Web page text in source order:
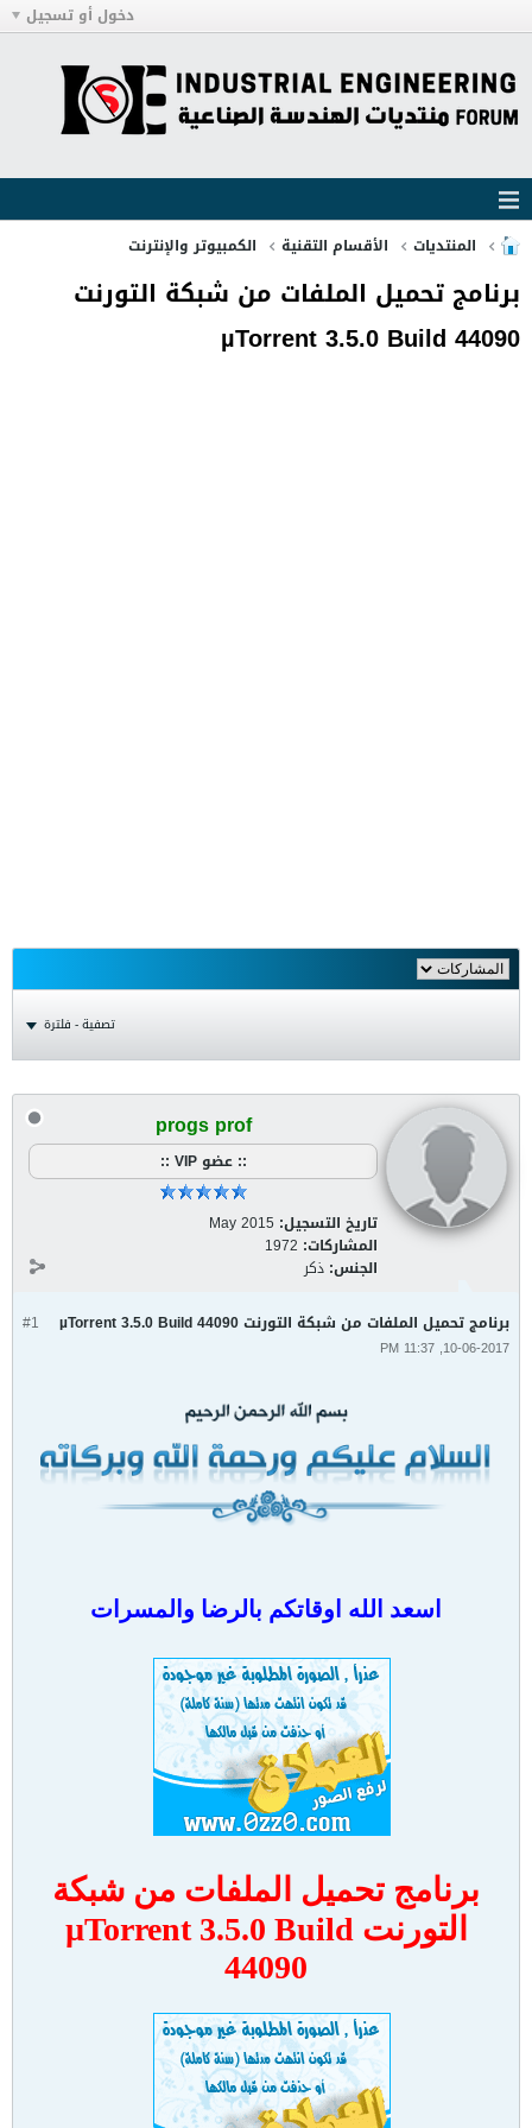
دخول أو تسجيل
المنتديات الأقسام التقنية الكمبيوتر والإنترنت
برنامج تحميل الملفات من شبكة التورنت
µTorrent 3.5.0 Build 44090
تصفية - فلترة
progs prof
:: عضو VIP ::
تاريخ التسجيل: May 2015
المشاركات: 1972
الجنس: ذكر
#1 برنامج تحميل الملفات من شبكة التورنت µTorrent 3.5.0 Build 44090
10-06-2017, 11:37 PM
اسعد الله اوقاتكم بالرضا والمسرات
برنامج تحميل الملفات من شبكة
التورنت µTorrent 3.5.0 Build
44090